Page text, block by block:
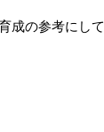
成の参考にして